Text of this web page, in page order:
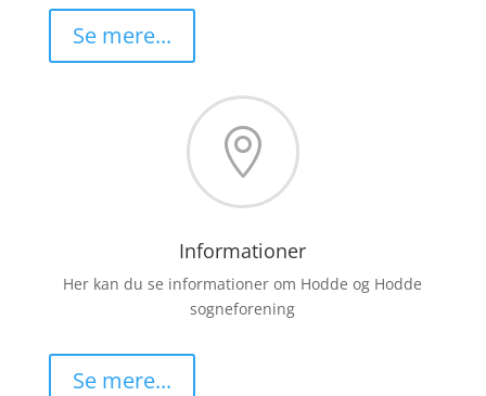
Se mere...

Informationer
Her kan du se informationer om Hodde og Hodde
sogneforening
Se mere...